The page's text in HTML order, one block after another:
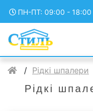
ПН-ПТ: 09:00 - 18:00
Рідкі шпалери
Рідкі